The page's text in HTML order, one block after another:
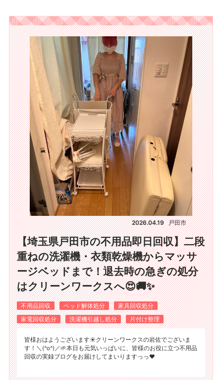
2026.04.19 戸田市
【埼玉県戸田市の不用品即日回収】二段
重ねの洗濯機・衣類乾燥機からマッサ
ージベッドまで！退去時の急ぎの処分
はクリーンワークスへ😍🚚✨
不用品回収 ベッド解体処分
家具回収処分
家電回収処分
洗濯機引越し処分 片付け整理
皆様おはようございます☀️クリーンワークスの岩佐でございま
す！＼(^o^)／🌱本日も元気いっぱいに、皆様のお役に立つ不用品
回収の実録ブログをお届けしてまいりますっっ❤️